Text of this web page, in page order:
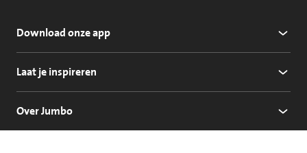
Download onze app
Laat je inspireren
Over Jumbo